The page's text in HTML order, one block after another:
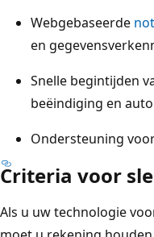
Webgebaseerde
en
Snelle begintijden
beëindiging en
Ondersteuning
Criteria voor
Als u uw technologie